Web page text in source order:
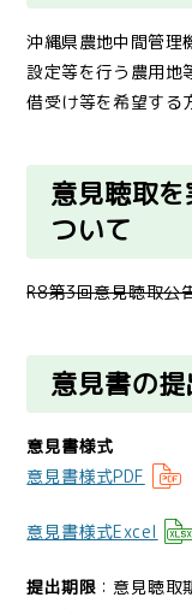
沖縄県農地中間管理
設定等を行う農用地
借受け等を希望する
意見聴取
ついて
R8第3回意見聴取公
意見書の提
意見書様式
意見書様式PDF
意見書様式Excel
提出期限 ：意見聴